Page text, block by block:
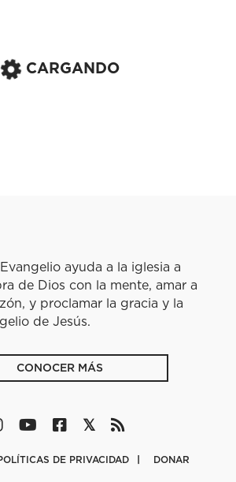
CARGANDO
ayuda a la iglesia a
de Dios con la mente, amar a
y proclamar la gracia y la
de Jesús.
CONOCER MÁS
DE PRIVACIDAD DONAR